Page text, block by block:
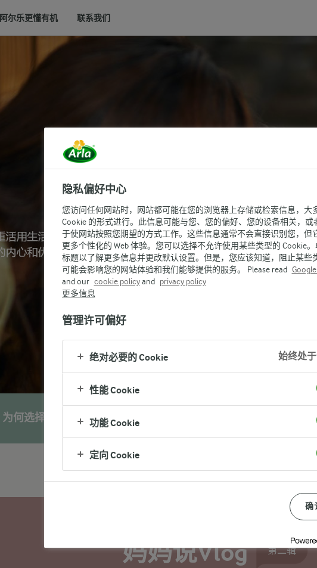
阿尔乐更懂有机 联系我们
为何选择宝贝与我 我们的产品
妈妈说Vlog 第二辑
隐私偏好中心
您访问任何网站时，网站都可能在您的浏览器上存储或检索信息，大
Cookie 的形式进行。此信息可能与您、您的偏好、您的设备相关，或
于使网站按照您期望的方式工作。这些信息通常不会直接识别您，但
更多个性化的 Web 体验。您可以选择不允许使用某些类型的 Cookie。
标题以了解更多信息并更改默认设置。但是，您应该知道，阻止某些
可能会影响您的网站体验和我们能够提供的服务。 Please read
and our cookie policyand privacy policy
更多信息
管理许可偏好
绝对必要的 Cookie 始终处
性能 Cookie
功能 Cookie
定向 Cookie
确